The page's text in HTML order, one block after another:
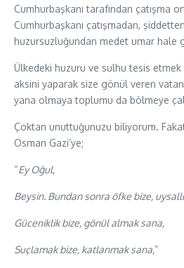
Cumhurbaşkanı tarafından çatışma
Cumhurbaşkanı çatışmadan,
huzursuzluğundan medet umar hale
Ülkedeki huzuru ve sulhu tesis
aksini yaparak size gönül veren
yana olmaya toplumu da bölmeye
Çoktan unuttuğunuzu biliyorum.
Osman Gazi’ye;
“Ey Oğul,
Beysin. Bundan sonra öfke bize,
Güceniklik bize, gönül almak sana,
Suçlamak bize, katlanmak sana,”